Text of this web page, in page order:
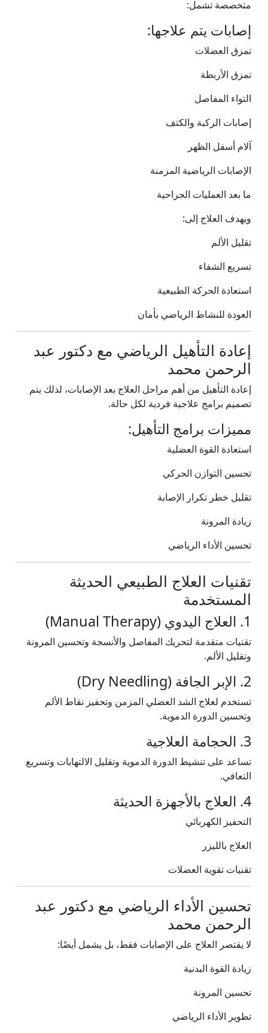
متخصصة تشمل:
إصابات يتم علاجها:
تمزق العضلات
تمزق الأربطة
التواء المفاصل
إصابات الركبة والكتف
آلام أسفل الظهر
الإصابات الرياضية المزمنة
ما بعد العمليات الجراحية
ويهدف العلاج إلى:
تقليل الألم
تسريع الشفاء
استعادة الحركة الطبيعية
العودة للنشاط الرياضي بأمان
إعادة التأهيل الرياضي مع دكتور عبد
الرحمن محمد
إعادة التأهيل من أهم مراحل العلاج بعد الإصابات، لذلك يتم
تصميم برامج علاجية فردية لكل حالة.
مميزات برامج التأهيل:
استعادة القوة العضلية
تحسين التوازن الحركي
تقليل خطر تكرار الإصابة
زيادة المرونة
تحسين الأداء الرياضي
تقنيات العلاج الطبيعي الحديثة
المستخدمة
1. العلاج اليدوي (Manual Therapy)
تقنيات متقدمة لتحريك المفاصل والأنسجة وتحسين المرونة
وتقليل الألم.
2. الإبر الجافة (Dry Needling)
تستخدم لعلاج الشد العضلي المزمن وتحفيز نقاط الألم
وتحسين الدورة الدموية.
3. الحجامة العلاجية
تساعد على تنشيط الدورة الدموية وتقليل الالتهابات وتسريع
التعافي.
4. العلاج بالأجهزة الحديثة
التحفيز الكهربائي
العلاج بالليزر
تقنيات تقوية العضلات
تحسين الأداء الرياضي مع دكتور عبد
الرحمن محمد
لا يقتصر العلاج على الإصابات فقط، بل يشمل أيضًا:
زيادة القوة البدنية
تحسين المرونة
تطوير الأداء الرياضي